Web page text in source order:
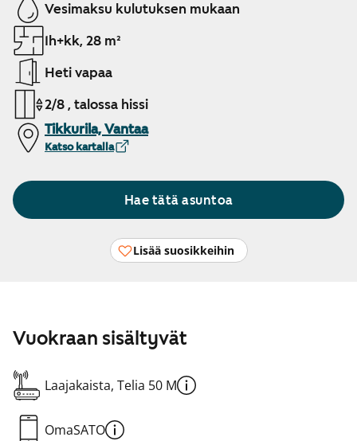
Vesimaksu kulutuksen mukaan
1h+kk, 28 m²
Heti vapaa
2/8 , talossa hissi
Tikkurila, Vantaa
Katso kartalla
Hae tätä asuntoa
Lisää suosikkeihin
Vuokraan sisältyvät
Laajakaista, Telia 50 M
OmaSATO